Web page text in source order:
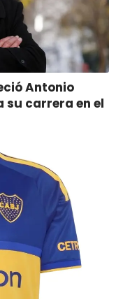
Antonio
su carrera en el